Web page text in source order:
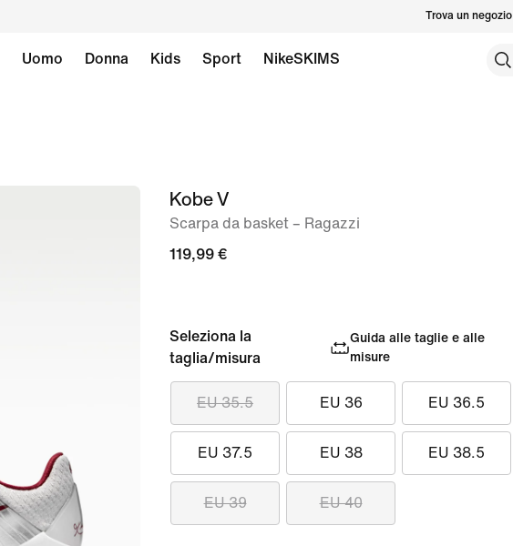
Trova un negozio
Uomo Donna Kids Sport NikeSKIMS
immagine
Kobe V
Scarpa da basket – Ragazzi
119,99 €
Seleziona la
taglia/misura
Guida alle taglie e alle
misure
EU 35.5 EU 36 EU 36.5
EU 37.5 EU 38 EU 38.5
EU 39 EU 40